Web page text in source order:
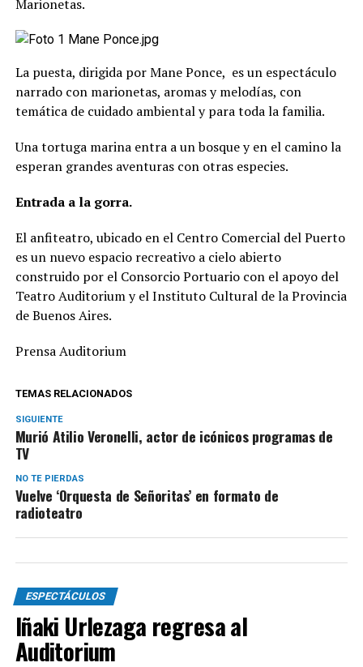
Marionetas.
La puesta, dirigida por Mane Ponce, es un espectáculo
narrado con marionetas, aromas y melodías, con
temática de cuidado ambiental y para toda la familia.
Una tortuga marina entra a un bosque y en el camino la
esperan grandes aventuras con otras especies.
Entrada a la gorra.
El anfiteatro, ubicado en el Centro Comercial del Puerto
es un nuevo espacio recreativo a cielo abierto
construido por el Consorcio Portuario con el apoyo del
Teatro Auditorium y el Instituto Cultural de la Provincia
de Buenos Aires.
Prensa Auditorium
TEMAS RELACIONADOS
SIGUIENTE
Murió Atilio Veronelli, actor de icónicos programas de
TV
NO TE PIERDAS
Vuelve ‘Orquesta de Señoritas’ en formato de
radioteatro
ESPECTÁCULOS
Iñaki Urlezaga regresa al
Auditorium